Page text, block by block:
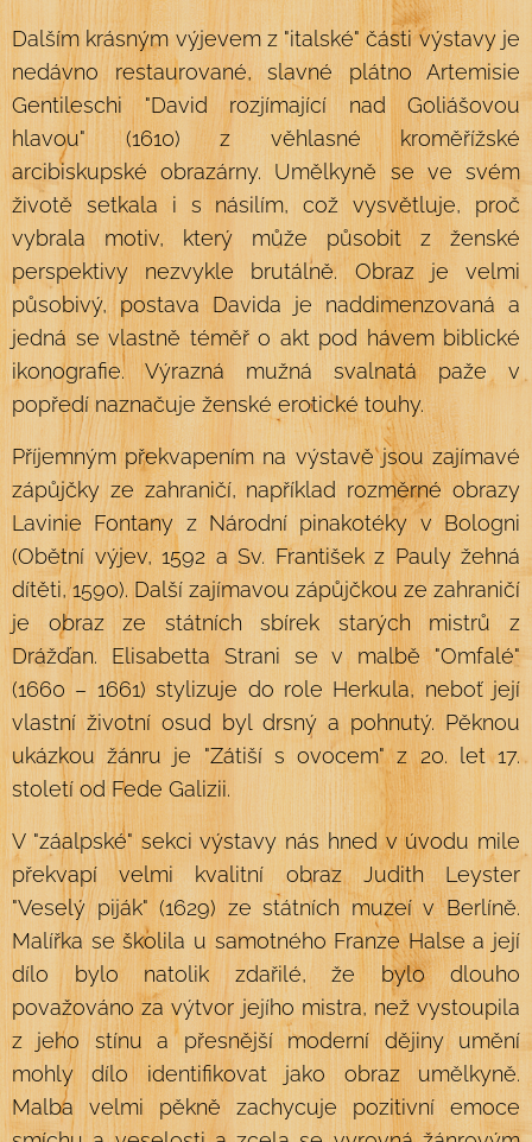
Dalším krásným výjevem z "italské" části výstavy je
nedávno restaurované, slavné plátno Artemisie
Gentileschi "David rozjímající nad Goliášovou
hlavou" (1610) z věhlasné kroměřížské
arcibiskupské obrazárny. Umělkyně se ve svém
životě setkala i s násilím, což vysvětluje, proč
vybrala motiv, který může působit z ženské
perspektivy nezvykle brutálně. Obraz je velmi
působivý, postava Davida je naddimenzovaná a
jedná se vlastně téměř o akt pod hávem biblické
ikonografie. Výrazná mužná svalnatá paže v
popředí naznačuje ženské erotické touhy.
Příjemným překvapením na výstavě jsou zajímavé
zápůjčky ze zahraničí, například rozměrné obrazy
Lavinie Fontany z Národní pinakotéky v Bologni
(Obětní výjev, 1592 a Sv. František z Pauly žehná
dítěti, 1590). Další zajímavou zápůjčkou ze zahraničí
je obraz ze státních sbírek starých mistrů z
Drážďan. Elisabetta Strani se v malbě "Omfalé"
(1660 – 1661) stylizuje do role Herkula, neboť její
vlastní životní osud byl drsný a pohnutý. Pěknou
ukázkou žánru je "Zátiší s ovocem" z 20. let 17.
století od Fede Galizii.
V "záalpské" sekci výstavy nás hned v úvodu mile
překvapí velmi kvalitní obraz Judith Leyster
"Veselý piják" (1629) ze státních muzeí v Berlíně.
Malířka se školila u samotného Franze Halse a její
dílo bylo natolik zdařilé, že bylo dlouho
považováno za výtvor jejího mistra, než vystoupila
z jeho stínu a přesnější moderní dějiny umění
mohly dílo identifikovat jako obraz umělkyně.
Malba velmi pěkně zachycuje pozitivní emoce